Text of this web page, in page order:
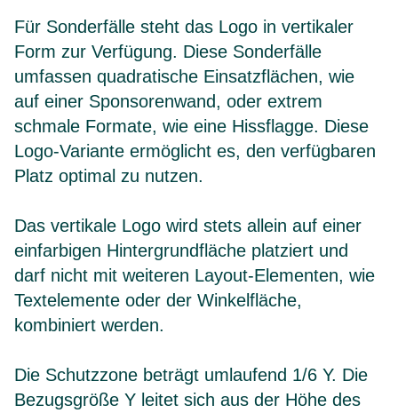
Für Sonderfälle steht das Logo in vertikaler
Form zur Verfügung. Diese Sonderfälle
umfassen quadratische Einsatzflächen, wie
auf einer Sponsorenwand, oder extrem
schmale Formate, wie eine Hissflagge. Diese
Logo-Variante ermöglicht es, den verfügbaren
Platz optimal zu nutzen.
Das vertikale Logo wird stets allein auf einer
einfarbigen Hintergrundfläche platziert und
darf nicht mit weiteren Layout-Elementen, wie
Textelemente oder der Winkelfläche,
kombiniert werden.
Die Schutzzone beträgt umlaufend 1/6 Y. Die
Bezugsgröße Y leitet sich aus der Höhe des